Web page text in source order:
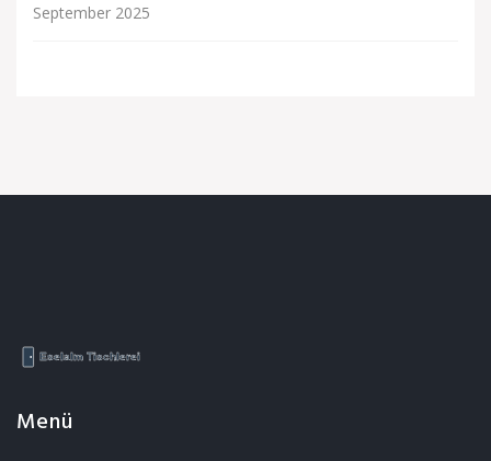
September 2025
Menü